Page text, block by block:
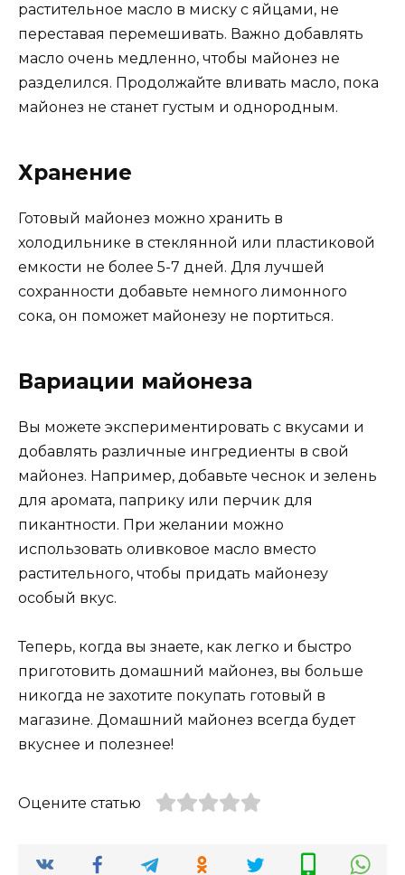
растительное масло в миску с яйцами, не
переставая перемешивать. Важно добавлять
масло очень медленно, чтобы майонез не
разделился. Продолжайте вливать масло, пока
майонез не станет густым и однородным.
Хранение
Готовый майонез можно хранить в
холодильнике в стеклянной или пластиковой
емкости не более 5-7 дней. Для лучшей
сохранности добавьте немного лимонного
сока, он поможет майонезу не портиться.
Вариации майонеза
Вы можете экспериментировать с вкусами и
добавлять различные ингредиенты в свой
майонез. Например, добавьте чеснок и зелень
для аромата, паприку или перчик для
пикантности. При желании можно
использовать оливковое масло вместо
растительного, чтобы придать майонезу
особый вкус.
Теперь, когда вы знаете, как легко и быстро
приготовить домашний майонез, вы больше
никогда не захотите покупать готовый в
магазине. Домашний майонез всегда будет
вкуснее и полезнее!
Оцените статью